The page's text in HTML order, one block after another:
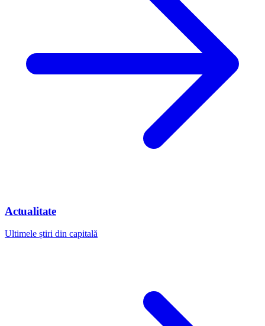
Actualitate
Ultimele știri din capitală